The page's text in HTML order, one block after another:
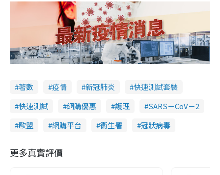
著數 疫情 新冠肺炎
快速測試套裝
快速測試
網購優惠 護理
SARS－CoV－2
歐盟
網購平台 衞生署 冠狀病毒
更多真實評價